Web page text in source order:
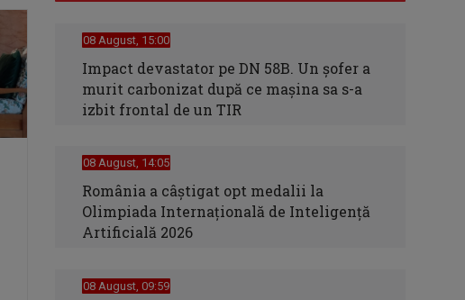
08 August, 15:00
Impact devastator pe DN 58B. Un șofer a
murit carbonizat după ce mașina sa s-a
izbit frontal de un TIR
08 August, 14:05
România a câștigat opt medalii la
Olimpiada Internațională de Inteligență
Artificială 2026
08 August, 09:59